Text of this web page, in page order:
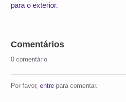
para o exterior.
Comentários
0 comentário
Por favor,entre para comentar.